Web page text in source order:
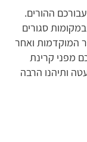
ההורים.
סגורים
המוקדמות ואחר
מפני קרינת
ותיהנו הרבה